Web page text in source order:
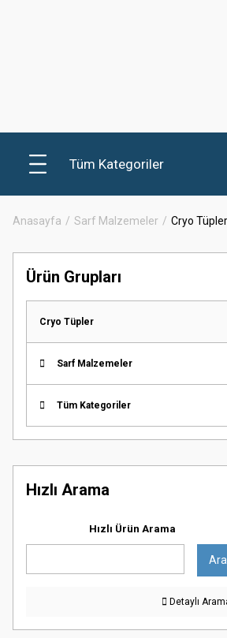
Tüm Kategoriler
Anasayfa Sarf Malzemeler Cryo Tüpler
Ürün Grupları
Cryo Tüpler
Sarf Malzemeler
Tüm Kategoriler
Hızlı Arama
Hızlı Ürün Arama
Ara
Detaylı